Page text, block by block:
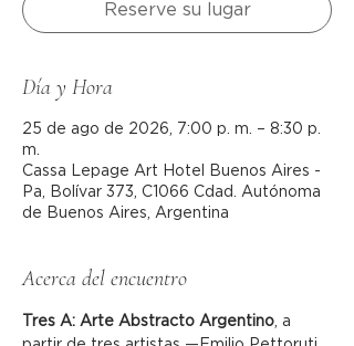
Reserve su lugar
Día y Hora
25 de ago de 2026, 7:00 p. m. – 8:30 p.
m.
Cassa Lepage Art Hotel Buenos Aires -
Pa, Bolívar 373, C1066 Cdad. Autónoma
de Buenos Aires, Argentina
Acerca del encuentro
Tres A: Arte Abstracto Argentino, a